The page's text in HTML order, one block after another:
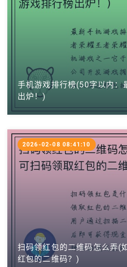
手机游戏排行榜(50字以内：
出炉！)
扫码领红包的二维码怎么弄(
红包的二维码？)
2026-02-08 08:41:10